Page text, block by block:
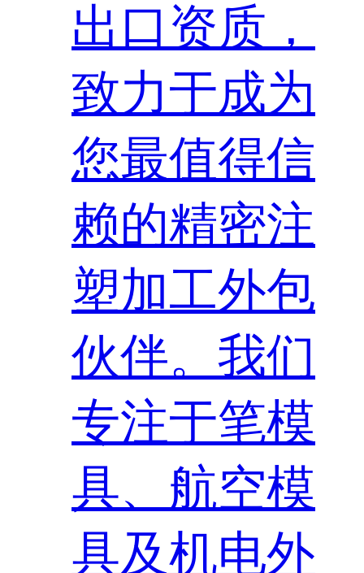
出口资质，
致力于成为
您最值得信
赖的精密注
塑加工外包
伙伴。我们
专注于笔模
具、航空模
具及机电外